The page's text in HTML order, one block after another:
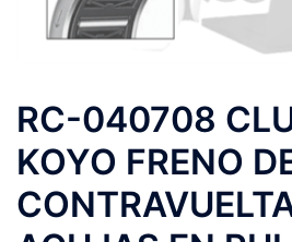
RC-040708
KOYO FRENO